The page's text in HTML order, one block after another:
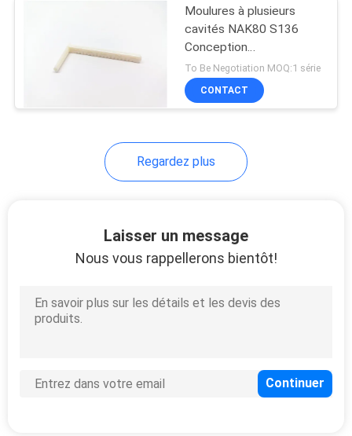
par injection de
La lingotière de
moulage mécanique
Moulures à plusieurs
cavités NAK80 S136
Conception
personnalisée
To Be Negotiation MOQ:1 série
CONTACT
Regardez plus
Laisser un message
Nous vous rappellerons bientôt!